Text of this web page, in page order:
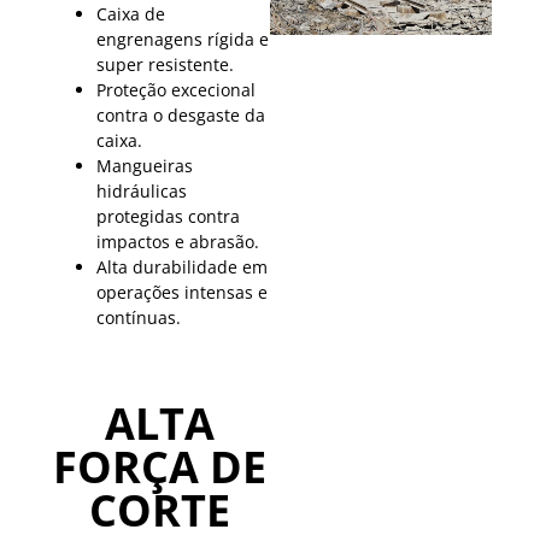
Caixa de
engrenagens rígida e
super resistente.
Proteção excecional
contra o desgaste da
caixa.
Mangueiras
hidráulicas
protegidas contra
impactos e abrasão.
Alta durabilidade em
operações intensas e
contínuas.
ALTA
FORÇA DE
CORTE